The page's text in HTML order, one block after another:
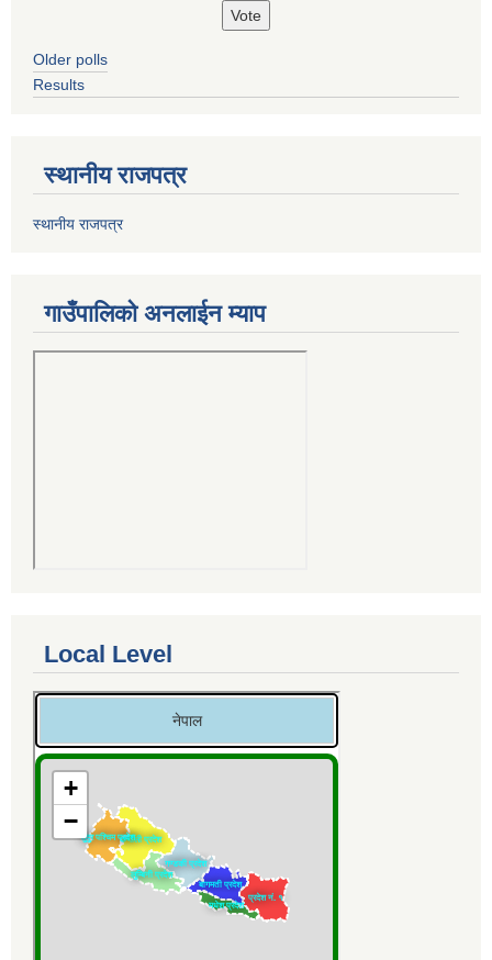
Older polls
Results
स्थानीय राजपत्र
स्थानीय राजपत्र
गाउँपालिको अनलाईन म्याप
Local Level